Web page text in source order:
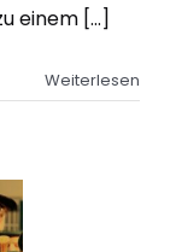
einem [...]
Weiterlesen